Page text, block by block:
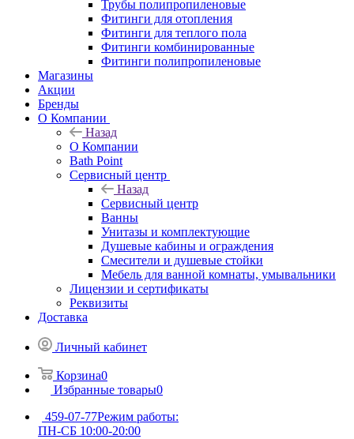
Трубы полипропиленовые
Фитинги для отопления
Фитинги для теплого пола
Фитинги комбинированные
Фитинги полипропиленовые
Магазины
Акции
Бренды
О Компании
Назад
О Компании
Bath Point
Сервисный центр
Назад
Сервисный центр
Ванны
Унитазы и комплектующие
Душевые кабины и ограждения
Смесители и душевые стойки
Мебель для ванной комнаты, умывальники
Лицензии и сертификаты
Реквизиты
Доставка
Личный кабинет
Корзина0
Избранные товары0
459-07-77Режим работы:
ПН-СБ 10:00-20:00